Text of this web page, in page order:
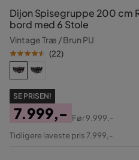
Dijon Spisegruppe 200
bord med 6 Stole
Vintage Træ / Brun PU
(22)
SE PRISEN!
Pris
7.999,-
Original
Før9.999,-
Tidligere laveste pris 7.999,-